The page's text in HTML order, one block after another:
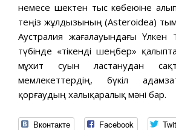
немесе шектен тыс көбеюіне
теңіз жұлдызының (Asteroidea) тым
Аустралия жағалауындағы Үлкен
түбінде «тікенді шеңбер»
мұхит суын ластанудан
мемлекеттердің, бүкіл
қорғаудың халықаралық мәні бар.
Вконтакте Facebook